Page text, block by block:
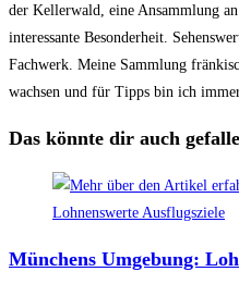
der Kellerwald, eine Ansammlung
interessante Besonderheit.
Fachwerk. Meine Sammlung
wachsen und für Tipps bin ich
Das könnte dir auch
Münchens Umgebung: